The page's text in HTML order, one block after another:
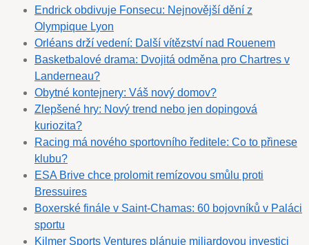
Endrick obdivuje Fonsecu: Nejnovější dění z
Olympique Lyon
Orléans drží vedení: Další vítězství nad Rouenem
Basketbalové drama: Dvojitá odměna pro Chartres v
Landerneau?
Obytné kontejnery: Váš nový domov?
Zlepšené hry: Nový trend nebo jen dopingová
kuriozita?
Racing má nového sportovního ředitele: Co to přinese
klubu?
ESA Brive chce prolomit remízovou smůlu proti
Bressuires
Boxerské finále v Saint-Chamas: 60 bojovníků v Paláci
sportu
Kilmer Sports Ventures plánuje miliardovou investici